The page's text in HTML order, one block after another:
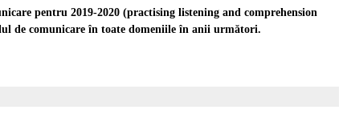
pentru 2019-2020 (practising listening and comprehension
de comunicare în toate domeniile în anii următori.